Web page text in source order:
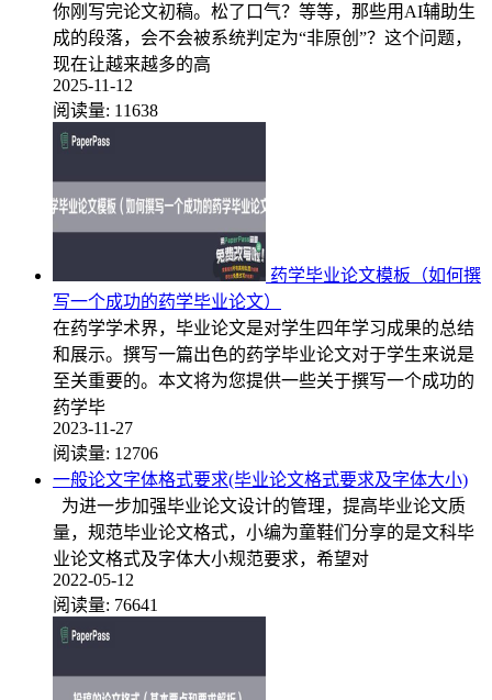
你刚写完论文初稿。松了口气？等等，那些用AI辅助生
成的段落，会不会被系统判定为“非原创”？这个问题，
现在让越来越多的高
2025-11-12
阅读量: 11638
药学毕业论文模板（如何撰
写一个成功的药学毕业论文）
在药学学术界，毕业论文是对学生四年学习成果的总结
和展示。撰写一篇出色的药学毕业论文对于学生来说是
至关重要的。本文将为您提供一些关于撰写一个成功的
药学毕
2023-11-27
阅读量: 12706
一般论文字体格式要求(毕业论文格式要求及字体大小)
为进一步加强毕业论文设计的管理，提高毕业论文质
量，规范毕业论文格式，小编为童鞋们分享的是文科毕
业论文格式及字体大小规范要求，希望对
2022-05-12
阅读量: 76641